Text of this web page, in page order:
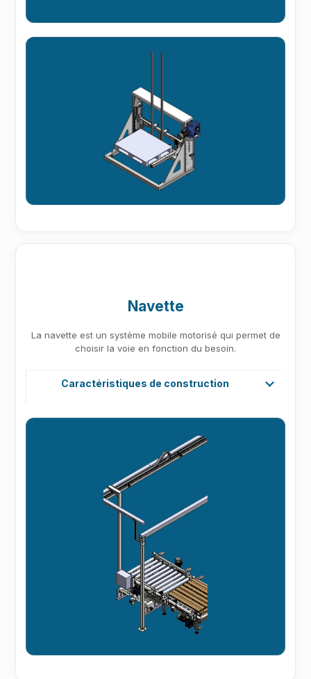
Navette
La navette est un système mobile motorisé qui permet de
choisir la voie en fonction du besoin.
Caractéristiques de construction